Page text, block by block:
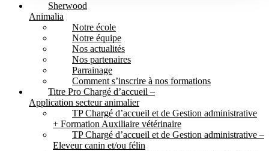
Sherwood
Animalia
Notre école
Notre équipe
Nos actualités
Nos partenaires
Parrainage
Comment s’inscrire à nos formations
Titre Pro Chargé d’accueil –
Application secteur animalier
TP Chargé d’accueil et de Gestion administrative
+ Formation Auxiliaire vétérinaire
TP Chargé d’accueil et de Gestion administrative –
Eleveur canin et/ou félin